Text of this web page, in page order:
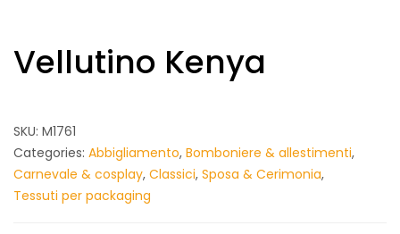
Vellutino Kenya
SKU: M1761
Categories: Abbigliamento, Bomboniere & allestimenti,
Carnevale & cosplay, Classici, Sposa & Cerimonia,
Tessuti per packaging